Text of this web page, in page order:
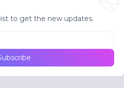
to get the new updates.